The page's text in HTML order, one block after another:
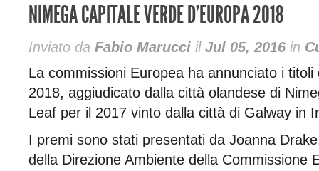
NIMEGA CAPITALE VERDE D’EUROPA 2018
Inviato da Fabio Marucci il Jul 05, 2016 in
La commissioni Europea ha annunciato i titoli
2018, aggiudicato dalla città olandese di
Leaf per il 2017 vinto dalla città di Galway in
I premi sono stati presentati da Joanna
della Direzione Ambiente della Commissione